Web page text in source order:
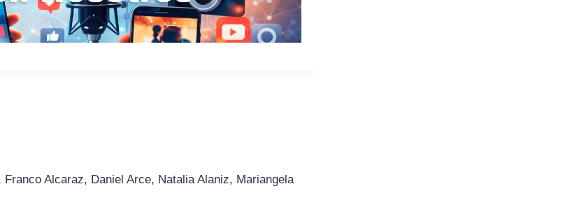
Alcaraz, Daniel Arce, Natalia Alaniz, Mariangela